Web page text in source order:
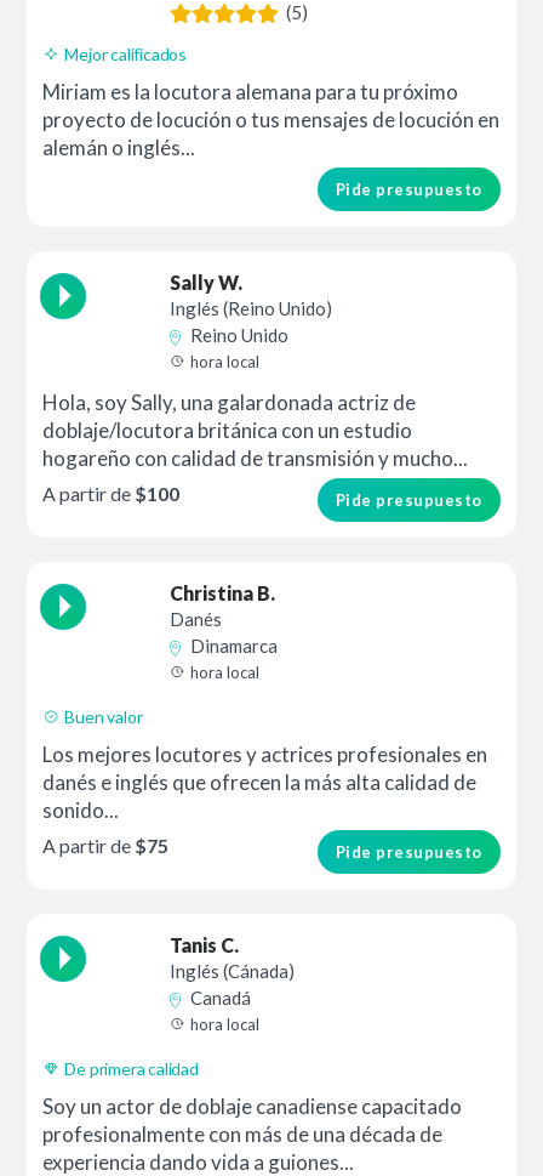
(5)
Mejor calificados
Miriam es la locutora alemana para tu próximo
proyecto de locución o tus mensajes de locución en
alemán o inglés...
Pide presupuesto
Sally W.
Inglés (Reino Unido)
Reino Unido
hora local
Hola, soy Sally, una galardonada actriz de
doblaje/locutora británica con un estudio
hogareño con calidad de transmisión y mucho...
Pide presupuesto
A partir de $100
Christina B.
Danés
Dinamarca
hora local
Buen valor
Los mejores locutores y actrices profesionales en
danés e inglés que ofrecen la más alta calidad de
sonido...
Pide presupuesto
A partir de $75
Tanis C.
Inglés (Cánada)
Canadá
hora local
De primera calidad
Soy un actor de doblaje canadiense capacitado
profesionalmente con más de una década de
experiencia dando vida a guiones...